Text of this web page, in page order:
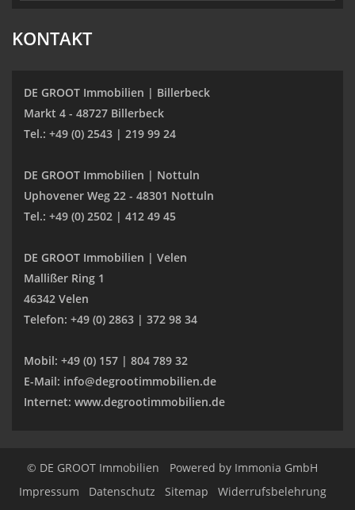
KONTAKT
DE GROOT Immobilien | Billerbeck
Markt 4 - 48727 Billerbeck
Tel.: +49 (0) 2543 | 219 99 24
DE GROOT Immobilien | Nottuln
Uphovener Weg 22 - 48301 Nottuln
Tel.: +49 (0) 2502 | 412 49 45
DE GROOT Immobilien | Velen
Mallißer Ring 1
46342 Velen
Telefon: +49 (0) 2863 | 372 98 34
Mobil: +49 (0) 157 | 804 789 32
E-Mail: info@degrootimmobilien.de
Internet: www.degrootimmobilien.de
© DE GROOT Immobilien Powered by Immonia GmbH
Impressum
Datenschutz Sitemap Widerrufsbelehrung